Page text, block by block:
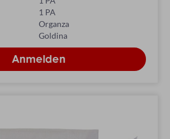
1 PA
Organza
Goldina